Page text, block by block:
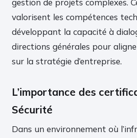
gestion de projets complexes.
valorisent les compétences
développant la capacité à
directions générales pour
sur la stratégie d’entreprise.
L’importance des
Sécurité
Dans un environnement où